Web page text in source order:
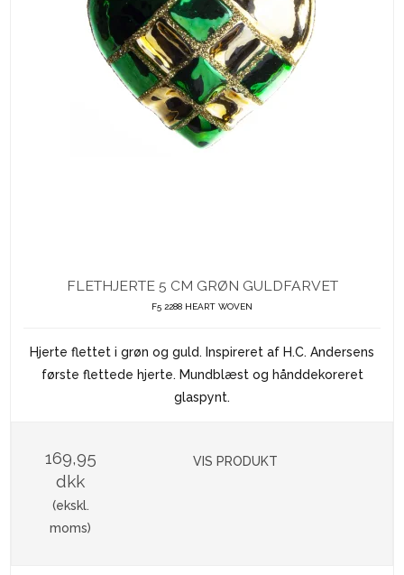
FLETHJERTE 5 CM GRØN GULDFARVET
F5 2288 HEART WOVEN
Hjerte flettet i grøn og guld. Inspireret af H.C. Andersens
første flettede hjerte. Mundblæst og hånddekoreret
glaspynt.
169,95
dkk
(ekskl.
moms)
VIS PRODUKT